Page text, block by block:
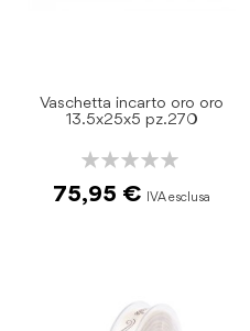
Vaschetta incarto oro oro
13.5x25x5 pz.270
Rating:
75,95 €